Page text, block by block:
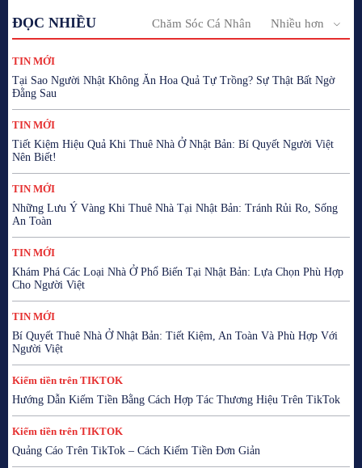
ĐỌC NHIỀU Chăm Sóc Cá Nhân Nhiều hơn
TIN MỚI
Tại Sao Người Nhật Không Ăn Hoa Quả Tự Trồng? Sự Thật Bất Ngờ
Đằng Sau
TIN MỚI
Tiết Kiệm Hiệu Quả Khi Thuê Nhà Ở Nhật Bản: Bí Quyết Người Việt
Nên Biết!
TIN MỚI
Những Lưu Ý Vàng Khi Thuê Nhà Tại Nhật Bản: Tránh Rủi Ro, Sống
An Toàn
TIN MỚI
Khám Phá Các Loại Nhà Ở Phổ Biến Tại Nhật Bản: Lựa Chọn Phù Hợp
Cho Người Việt
TIN MỚI
Bí Quyết Thuê Nhà Ở Nhật Bản: Tiết Kiệm, An Toàn Và Phù Hợp Với
Người Việt
Kiếm tiền trên TIKTOK
Hướng Dẫn Kiếm Tiền Bằng Cách Hợp Tác Thương Hiệu Trên TikTok
Kiếm tiền trên TIKTOK
Quảng Cáo Trên TikTok – Cách Kiếm Tiền Đơn Giản